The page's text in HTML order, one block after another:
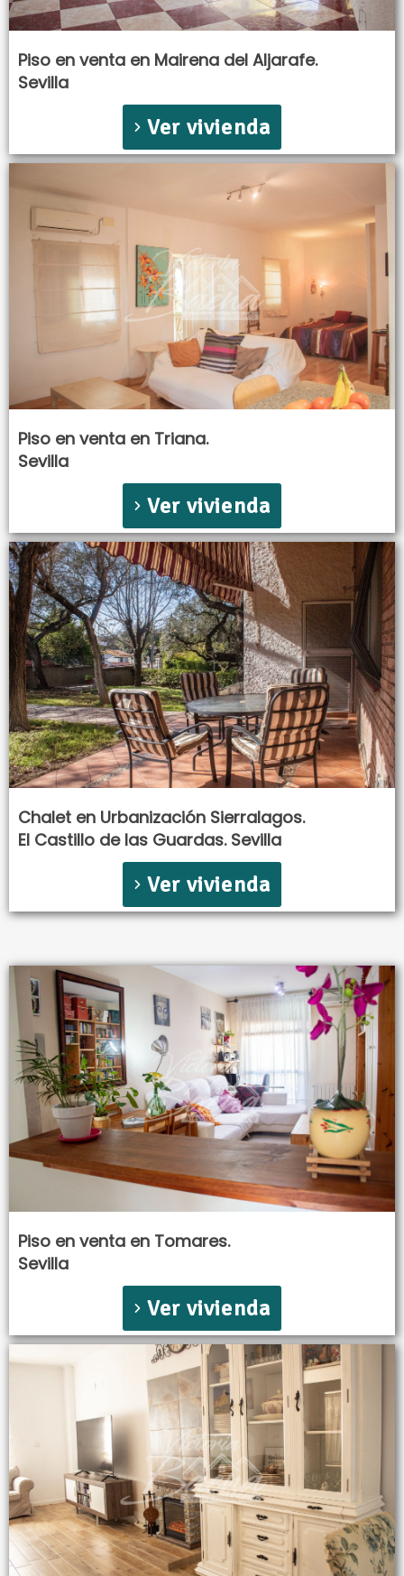
Piso en venta en Mairena del Aljarafe.
Sevilla
Ver vivienda
Piso en venta en Triana.
Sevilla
Ver vivienda
Chalet en Urbanización Sierralagos.
El Castillo de las Guardas. Sevilla
Ver vivienda
Piso en venta en Tomares.
Sevilla
Ver vivienda